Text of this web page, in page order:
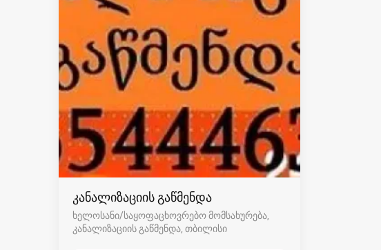
კანალიზაციის გაწმენდა
ხელოსანი/საყოფაცხოვრებო მომსახურება,
კანალიზაციის გაწმენდა თბილისი